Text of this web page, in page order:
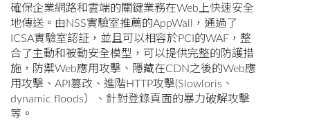
確保企業網路和雲端的關鍵業務在Web上快速安全
地傳送。由NSS實驗室推薦的AppWall，通過了
ICSA實驗室認証，並且可以相容於PCI的WAF，整
合了主動和被動安全模型，可以提供完整的防護措
施，防禦Web應用攻擊、隱藏在CDN之後的Web應
用攻擊、API篡改、進階HTTP攻擊(Slowloris、
dynamic floods）、針對登錄頁面的暴力破解攻擊
等。